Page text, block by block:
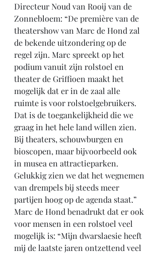
Directeur Noud van Rooij van de
Zonnebloem: “De première van de
theatershow van Marc de Hond zal
de bekende uitzondering op de
regel zijn. Marc spreekt op het
podium vanuit zijn rolstoel en
theater de Griffioen maakt het
mogelijk dat er in de zaal alle
ruimte is voor rolstoelgebruikers.
Dat is de toegankelijkheid die we
graag in het hele land willen zien.
Bij theaters, schouwburgen en
bioscopen, maar bijvoorbeeld ook
in musea en attractieparken.
Gelukkig zien we dat het wegnemen
van drempels bij steeds meer
partijen hoog op de agenda staat.”
Marc de Hond benadrukt dat er ook
voor mensen in een rolstoel veel
mogelijk is: “Mijn dwarslaesie heeft
mij de laatste jaren ontzettend veel